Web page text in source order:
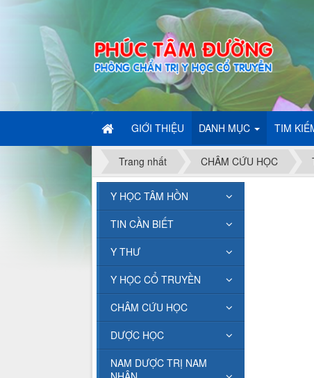
GIỚI THIỆU DANH MỤC TIM
Trang nhất CHÂM CỨU HỌC
Y HỌC TÂM HỒN
TIN CẦN BIẾT
Y THƯ
Y HỌC CỔ TRUYỀN
CHÂM CỨU HỌC
DƯỢC HỌC
NAM DƯỢC TRỊ NAM